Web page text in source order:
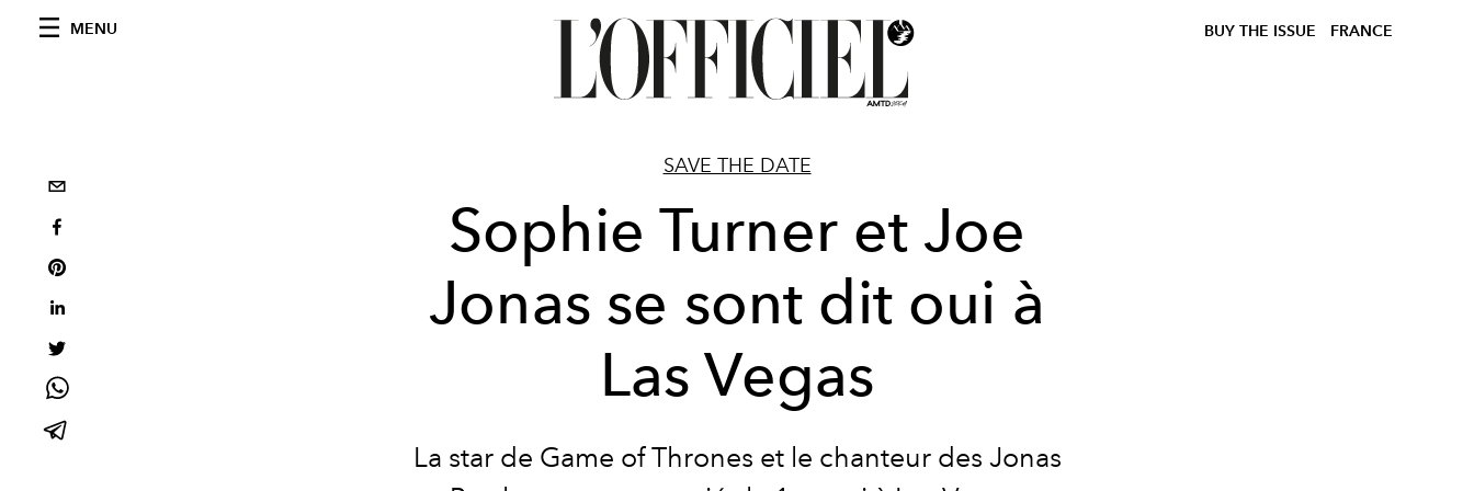
MENU BUY THE ISSUE FRANCE
SAVE THE DATE
Sophie Turner et Joe
Jonas se sont dit oui à
Las Vegas
La star de Game of Thrones et le chanteur des Jonas